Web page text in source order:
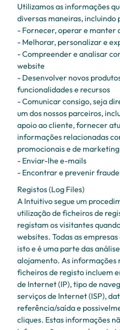
Utilizamos as informações
diversas maneiras, incluindo
- Fornecer, operar e manter
- Melhorar, personalizar e
- Compreender e analisar
website
- Desenvolver novos
funcionalidades e recursos
- Comunicar consigo, seja
um dos nossos parceiros,
apoio ao cliente, fornecer
informações relacionadas
promocionais e de marketing
- Enviar-lhe e-mails
- Encontrar e prevenir
Registos (Log Files)
A Intuitivo segue um
utilização de ficheiros de
registam os visitantes
websites. Todas as
isto e é uma parte das
alojamento. As informações
ficheiros de registo incluem
de Internet (IP), tipo de
serviços de Internet (ISP),
referência/saída e
cliques. Estas informações